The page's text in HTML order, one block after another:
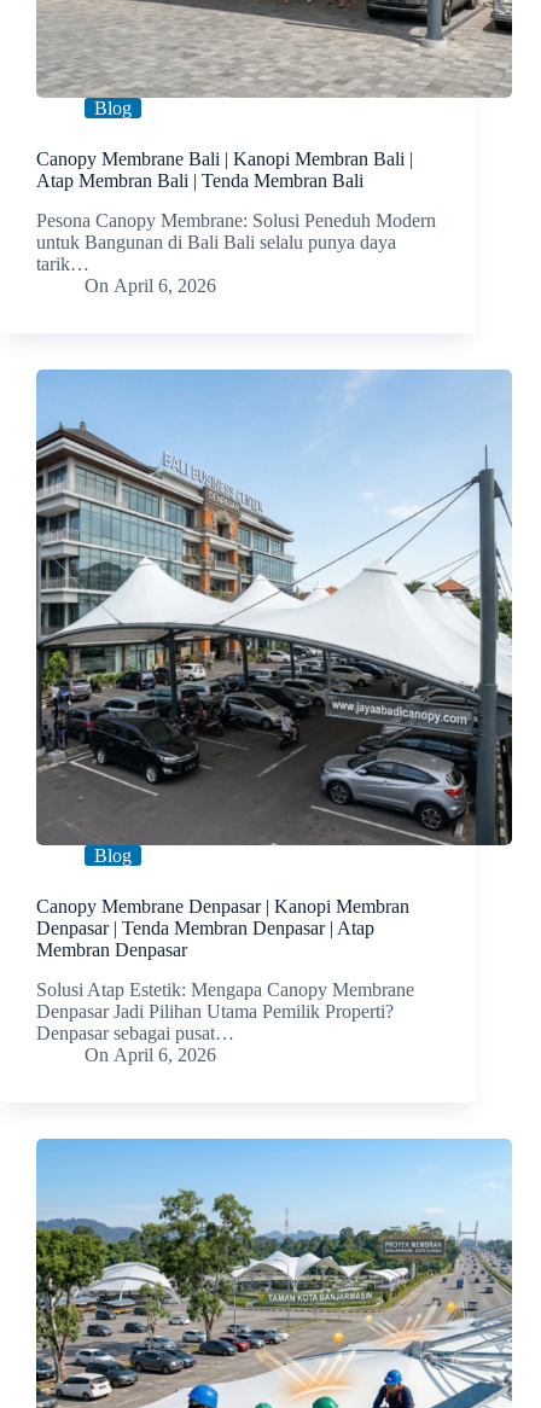
Blog
Canopy Membrane Bali | Kanopi Membran Bali |
Atap Membran Bali | Tenda Membran Bali
Pesona Canopy Membrane: Solusi Peneduh Modern
untuk Bangunan di Bali Bali selalu punya daya
tarik…
On April 6, 2026
Blog
Canopy Membrane Denpasar | Kanopi Membran
Denpasar | Tenda Membran Denpasar | Atap
Membran Denpasar
Solusi Atap Estetik: Mengapa Canopy Membrane
Denpasar Jadi Pilihan Utama Pemilik Properti?
Denpasar sebagai pusat…
On April 6, 2026